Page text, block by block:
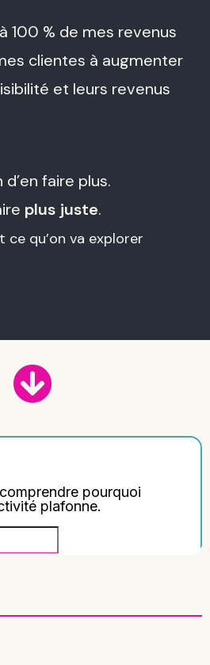
100 % de mes revenus
clientes à augmenter
et leurs revenus
d’en faire plus.
plus juste.
ce qu’on va explorer